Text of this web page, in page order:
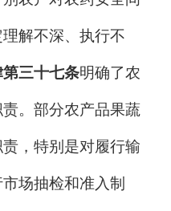
解不深、执行不
三十七条明确了农
。部分农产品果蔬
，特别是对履行输
场抽检和准入制